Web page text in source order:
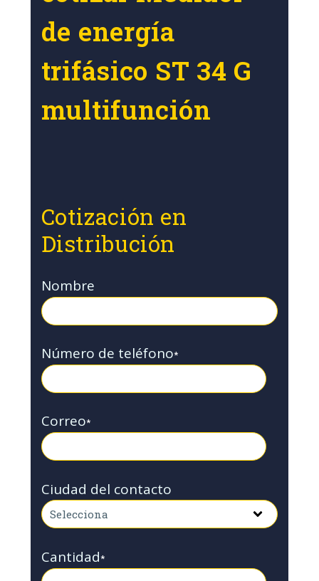
de energía
trifásico ST 34 G
multifunción
Cotización en
Distribución
Nombre
Número de teléfono*
Correo*
Ciudad del contacto
Cantidad*